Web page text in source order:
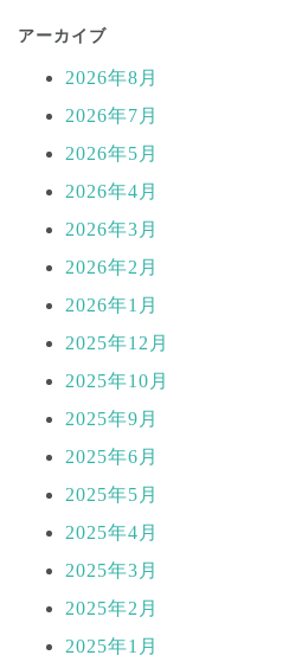
アーカイブ
2026年8月
2026年7月
2026年5月
2026年4月
2026年3月
2026年2月
2026年1月
2025年12月
2025年10月
2025年9月
2025年6月
2025年5月
2025年4月
2025年3月
2025年2月
2025年1月